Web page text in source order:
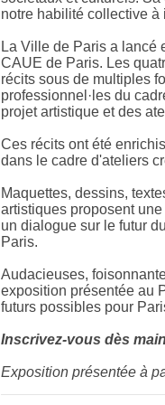
notre habilité collective
La Ville de Paris a lancé
CAUE de Paris. Les
récits sous de multiples
professionnel·les du
projet artistique et des
Ces récits ont été
dans le cadre d'ateliers
Maquettes, dessins,
artistiques proposent
un dialogue sur le futur
Paris.
Audacieuses,
exposition présentée au
futurs possibles pour
Inscrivez-vous dès
Exposition présentée à